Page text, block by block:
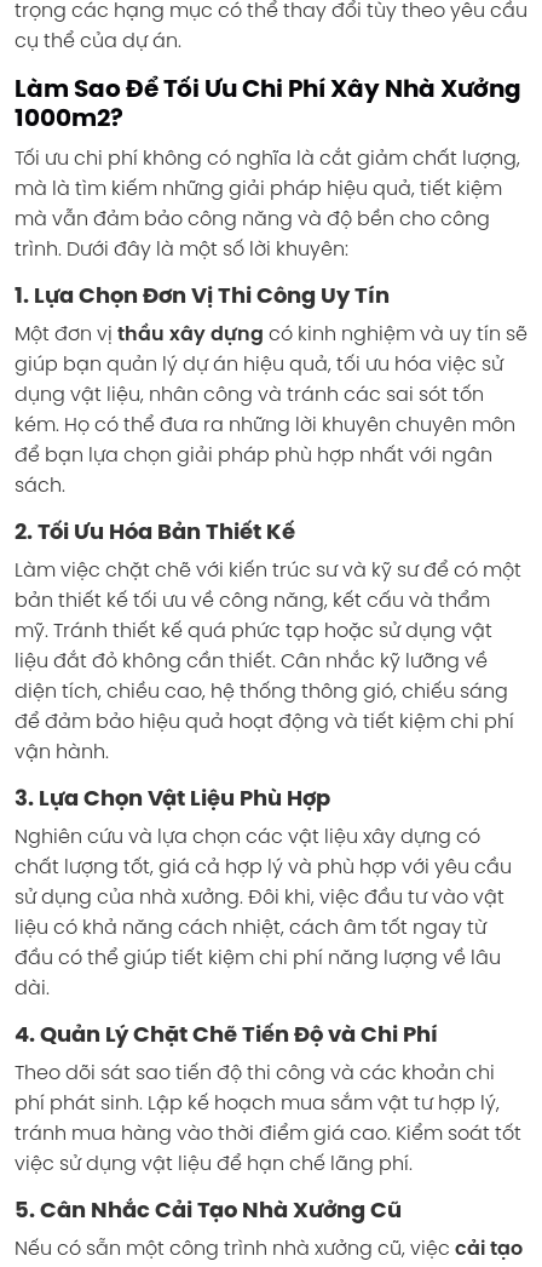
trọng các hạng mục có thể thay đổi tùy theo yêu cầu
cụ thể của dự án.
Làm Sao Để Tối Ưu Chi Phí Xây Nhà Xưởng
1000m2?
Tối ưu chi phí không có nghĩa là cắt giảm chất lượng,
mà là tìm kiếm những giải pháp hiệu quả, tiết kiệm
mà vẫn đảm bảo công năng và độ bền cho công
trình. Dưới đây là một số lời khuyên:
1. Lựa Chọn Đơn Vị Thi Công Uy Tín
Một đơn vị thầu xây dựng có kinh nghiệm và uy tín sẽ
giúp bạn quản lý dự án hiệu quả, tối ưu hóa việc sử
dụng vật liệu, nhân công và tránh các sai sót tốn
kém. Họ có thể đưa ra những lời khuyên chuyên môn
để bạn lựa chọn giải pháp phù hợp nhất với ngân
sách.
2. Tối Ưu Hóa Bản Thiết Kế
Làm việc chặt chẽ với kiến trúc sư và kỹ sư để có một
bản thiết kế tối ưu về công năng, kết cấu và thẩm
mỹ. Tránh thiết kế quá phức tạp hoặc sử dụng vật
liệu đắt đỏ không cần thiết. Cân nhắc kỹ lưỡng về
diện tích, chiều cao, hệ thống thông gió, chiếu sáng
để đảm bảo hiệu quả hoạt động và tiết kiệm chi phí
vận hành.
3. Lựa Chọn Vật Liệu Phù Hợp
Nghiên cứu và lựa chọn các vật liệu xây dựng có
chất lượng tốt, giá cả hợp lý và phù hợp với yêu cầu
sử dụng của nhà xưởng. Đôi khi, việc đầu tư vào vật
liệu có khả năng cách nhiệt, cách âm tốt ngay từ
đầu có thể giúp tiết kiệm chi phí năng lượng về lâu
dài.
4. Quản Lý Chặt Chẽ Tiến Độ và Chi Phí
Theo dõi sát sao tiến độ thi công và các khoản chi
phí phát sinh. Lập kế hoạch mua sắm vật tư hợp lý,
tránh mua hàng vào thời điểm giá cao. Kiểm soát tốt
việc sử dụng vật liệu để hạn chế lãng phí.
5. Cân Nhắc Cải Tạo Nhà Xưởng Cũ
Nếu có sẵn một công trình nhà xưởng cũ, việc cải tạo